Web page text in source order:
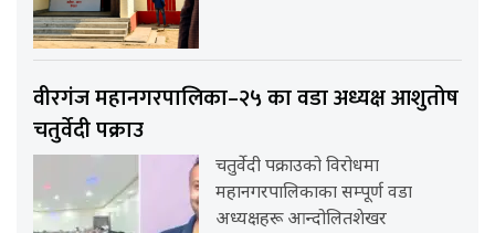
वीरगंज महानगरपालिका–२५ का वडा अध्यक्ष आशुतोष
चतुर्वेदी पक्राउ
चतुर्वेदी पक्राउको विरोधमा
महानगरपालिकाका सम्पूर्ण वडा
अध्यक्षहरू आन्दोलितशेखर